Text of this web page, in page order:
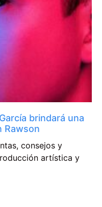
brindará una
Rawson
consejos y
artística y